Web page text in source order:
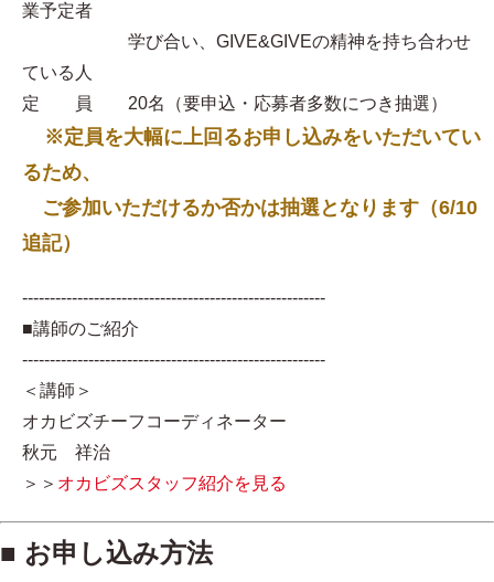
業予定者
学び合い、GIVE&GIVEの精神を持ち合わせ
ている人
定 員 20名（要申込・応募者多数につき抽選）
※定員を大幅に上回るお申し込みをいただいてい
るため、
ご参加いただけるか否かは抽選となります（6/10
追記）
-------------------------------------------------------
■講師のご紹介
-------------------------------------------------------
＜講師＞
オカビズチーフコーディネーター
秋元 祥治
＞＞ オカビズスタッフ紹介を見る
■ お申し込み方法